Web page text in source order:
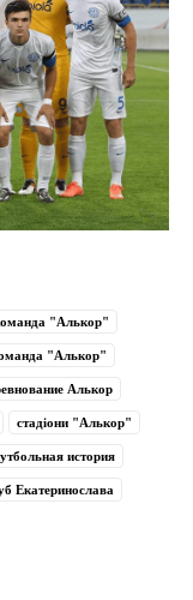
"Алькор"
"Алькор"
Алькор
стадіони "Алькор"
история
Екатеринослава